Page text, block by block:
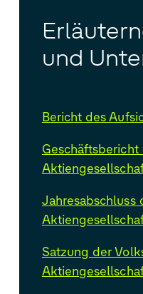
und
Bericht des
Jahresabschluss
Satzung der